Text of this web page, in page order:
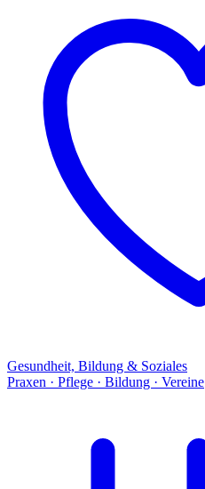
Gesundheit, Bildung & Soziales
Praxen · Pflege · Bildung · Vereine